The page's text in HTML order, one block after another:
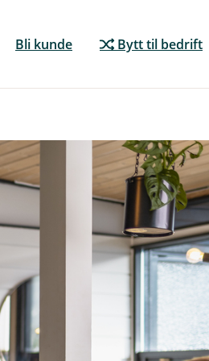
Bli kunde Bytt til bedrift